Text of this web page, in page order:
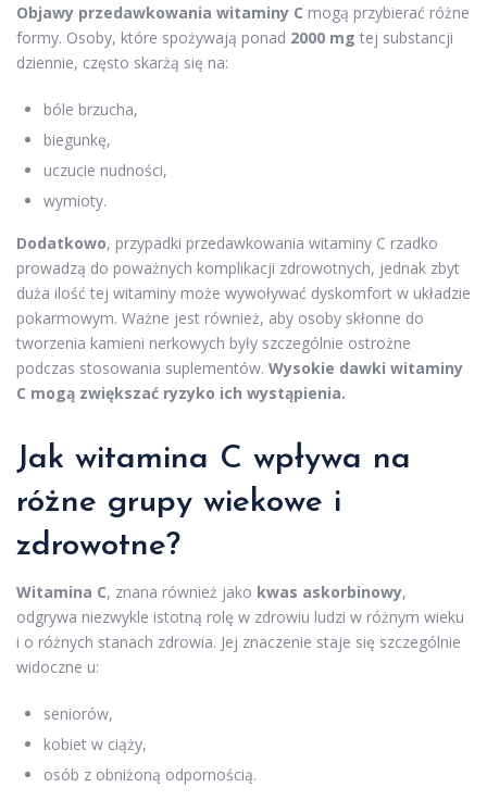
Objawy przedawkowania witaminy C mogą przybierać różne
formy. Osoby, które spożywają ponad 2000 mg tej substancji
dziennie, często skarżą się na:
bóle brzucha,
biegunkę,
uczucie nudności,
wymioty.
Dodatkowo, przypadki przedawkowania witaminy C rzadko
prowadzą do poważnych komplikacji zdrowotnych, jednak zbyt
duża ilość tej witaminy może wywoływać dyskomfort w układzie
pokarmowym. Ważne jest również, aby osoby skłonne do
tworzenia kamieni nerkowych były szczególnie ostrożne
podczas stosowania suplementów. Wysokie dawki witaminy
C mogą zwiększać ryzyko ich wystąpienia.
Jak witamina C wpływa na
różne grupy wiekowe i
zdrowotne?
Witamina C, znana również jako kwas askorbinowy,
odgrywa niezwykle istotną rolę w zdrowiu ludzi w różnym wieku
i o różnych stanach zdrowia. Jej znaczenie staje się szczególnie
widoczne u:
seniorów,
kobiet w ciąży,
osób z obniżoną odpornością.